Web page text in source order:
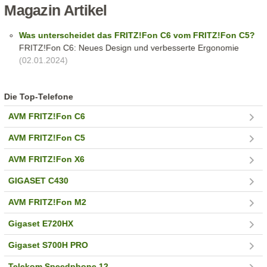
Magazin Artikel
Was unterscheidet das FRITZ!Fon C6 vom FRITZ!Fon C5?
FRITZ!Fon C6: Neues Design und verbesserte Ergonomie
(02.01.2024)
Die Top-Telefone
AVM FRITZ!Fon C6
AVM FRITZ!Fon C5
AVM FRITZ!Fon X6
GIGASET C430
AVM FRITZ!Fon M2
Gigaset E720HX
Gigaset S700H PRO